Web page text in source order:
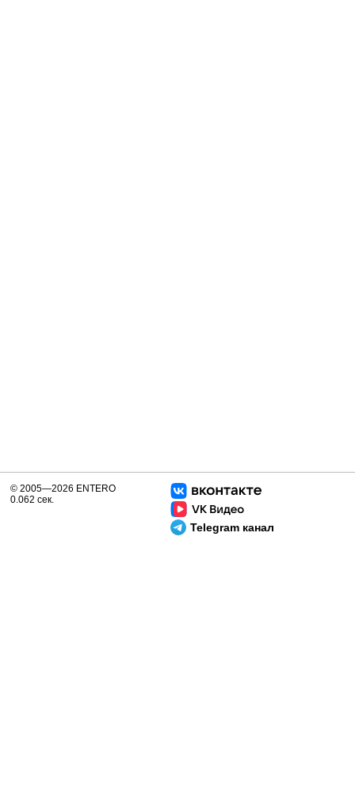
Telegram канал
© 2005—2026 ENTERO
0.062 сек.